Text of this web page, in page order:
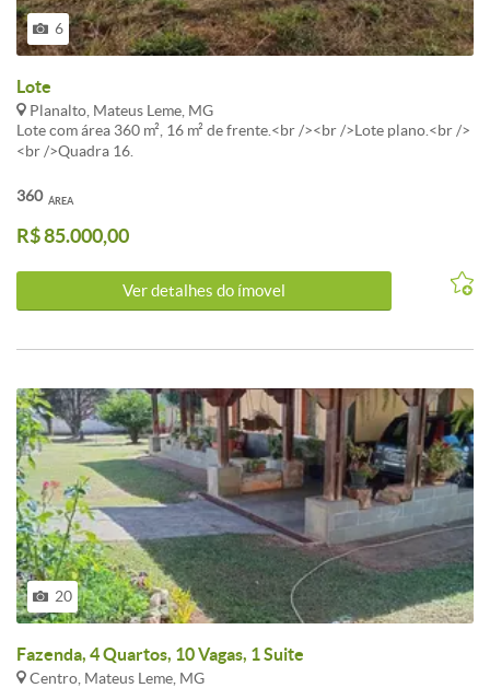
6
Lote
Planalto, Mateus Leme, MG
Lote com área 360 m², 16 m² de frente.<br /><br />Lote plano.<br />
<br />Quadra 16.
ÁREA
360
R$ 85.000,00
Ver detalhes do ímovel
20
Fazenda, 4 Quartos, 10 Vagas, 1 Suite
Centro, Mateus Leme, MG